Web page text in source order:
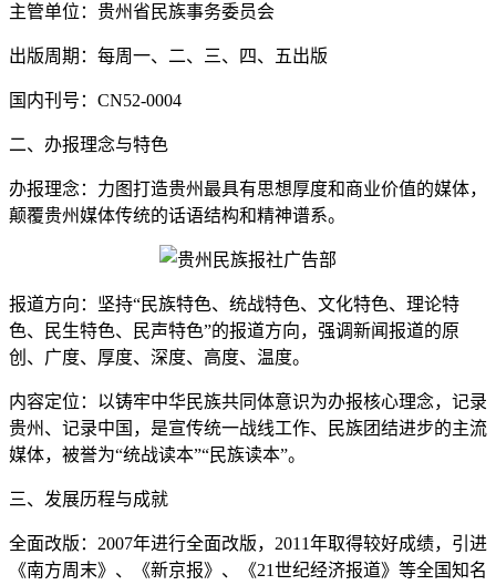
主管单位：贵州省民族事务委员会
出版周期：每周一、二、三、四、五出版
国内刊号：CN52-0004
二、办报理念与特色
办报理念：力图打造贵州最具有思想厚度和商业价值的媒体，
颠覆贵州媒体传统的话语结构和精神谱系。
报道方向：坚持“民族特色、统战特色、文化特色、理论特
色、民生特色、民声特色”的报道方向，强调新闻报道的原
创、广度、厚度、深度、高度、温度。
内容定位：以铸牢中华民族共同体意识为办报核心理念，记录
贵州、记录中国，是宣传统一战线工作、民族团结进步的主流
媒体，被誉为“统战读本”“民族读本”。
三、发展历程与成就
全面改版：2007年进行全面改版，2011年取得较好成绩，引进
《南方周末》、《新京报》、《21世纪经济报道》等全国知名